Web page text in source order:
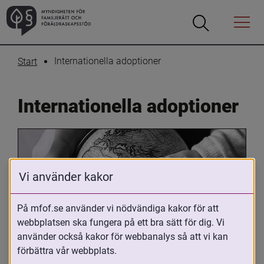
Öppna
Öppna
Menyn
Start Internationella adoptioner
Internationella adoptioner
Oavsett om du är adopterad,
adoptivförälder eller arbetar med
Vi använder kakor
På mfof.se använder vi nödvändiga kakor för att
webbplatsen ska fungera på ett bra sätt för dig. Vi
använder också kakor för webbanalys så att vi kan
förbättra vår webbplats.